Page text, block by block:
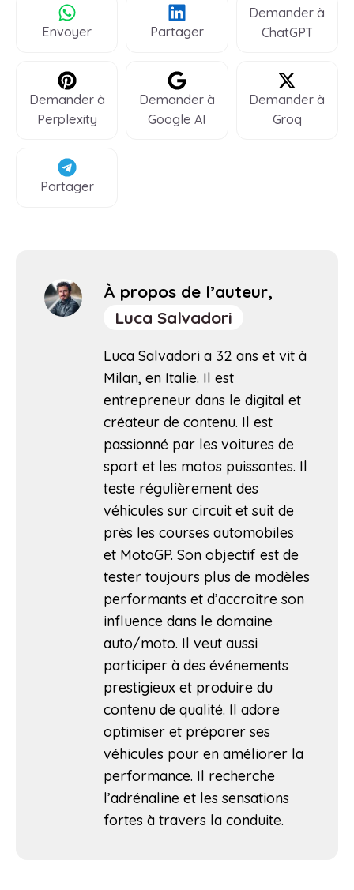
Envoyer Partager
Demander à
ChatGPT
Demander à
Perplexity
Demander à
Google AI
Demander à
Groq
Partager
À propos de l’auteur,
Luca Salvadori
Luca Salvadori a 32 ans et vit à
Milan, en Italie. Il est
entrepreneur dans le digital et
créateur de contenu. Il est
passionné par les voitures de
sport et les motos puissantes. Il
teste régulièrement des
véhicules sur circuit et suit de
près les courses automobiles
et MotoGP. Son objectif est de
tester toujours plus de modèles
performants et d’accroître son
influence dans le domaine
auto/moto. Il veut aussi
participer à des événements
prestigieux et produire du
contenu de qualité. Il adore
optimiser et préparer ses
véhicules pour en améliorer la
performance. Il recherche
l’adrénaline et les sensations
fortes à travers la conduite.